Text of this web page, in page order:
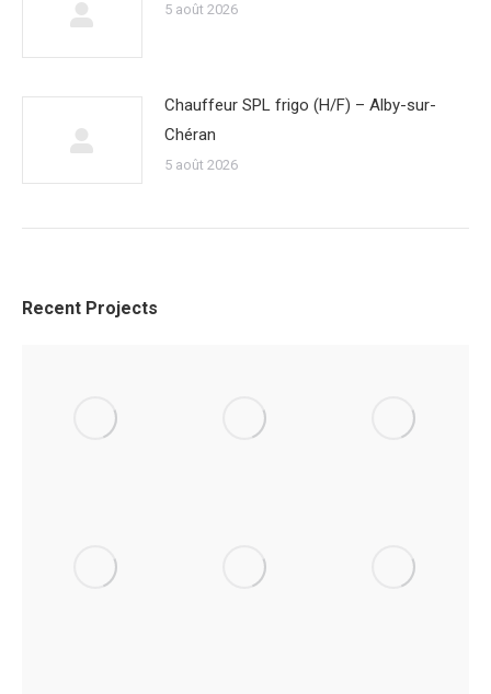
5 août 2026
Chauffeur SPL frigo (H/F) – Alby-sur-
Chéran
5 août 2026
Recent Projects